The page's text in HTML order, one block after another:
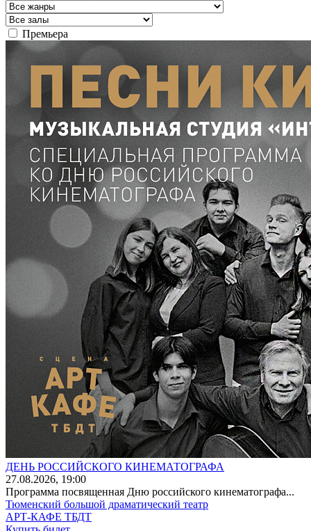
Премьера
ДЕНЬ РОССИЙСКОГО КИНЕМАТОГРАФА
27.08.2026, 19:00
Программа посвященная Дню российского кинематографа...
Тюменский большой драматический театр
АРТ-КАФЕ ТБДТ